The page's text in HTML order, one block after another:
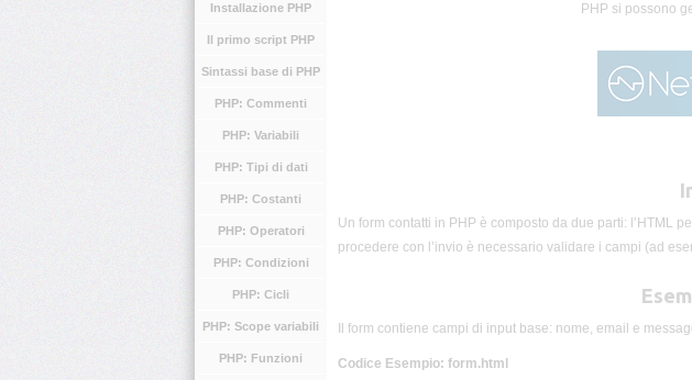
Installazione PHP
Il primo script PHP
Sintassi base di PHP
PHP: Commenti
PHP: Variabili
PHP: Tipi di dati
PHP: Costanti
PHP: Operatori
PHP: Condizioni
PHP: Cicli
PHP: Scope variabili
PHP: Funzioni
PHP si possono
Un form contatti in PHP è composto da due parti: l’HTML
procedere con l’invio è necessario validare i campi (ad
Il form contiene campi di input base: nome, email e
Codice Esempio: form.html